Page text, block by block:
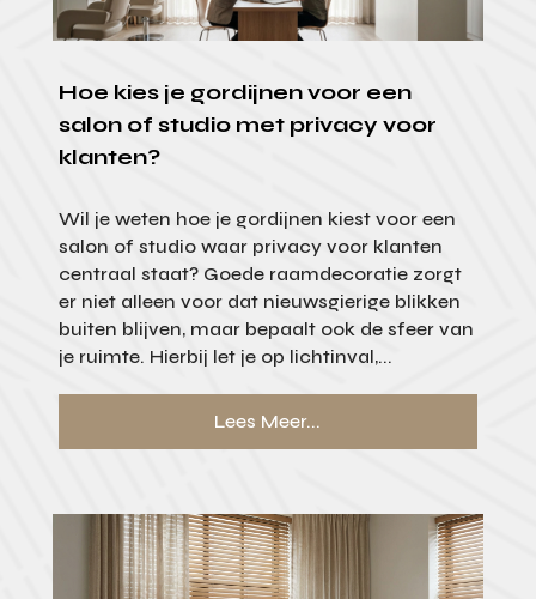
Hoe kies je gordijnen voor een
salon of studio met privacy voor
klanten?
Wil je weten hoe je gordijnen kiest voor een
salon of studio waar privacy voor klanten
centraal staat? Goede raamdecoratie zorgt
er niet alleen voor dat nieuwsgierige blikken
buiten blijven, maar bepaalt ook de sfeer van
je ruimte. Hierbij let je op lichtinval,...
Lees Meer...